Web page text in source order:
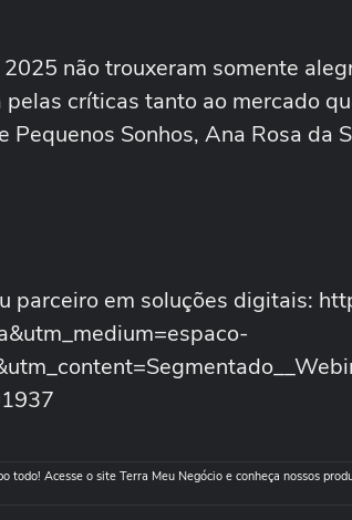
não trouxeram somente
críticas tanto ao mercado
Sonhos, Ana Rosa da
parceiro em soluções digitais:
todo! Acesse o site Terra Meu Negócio e conheça nossos